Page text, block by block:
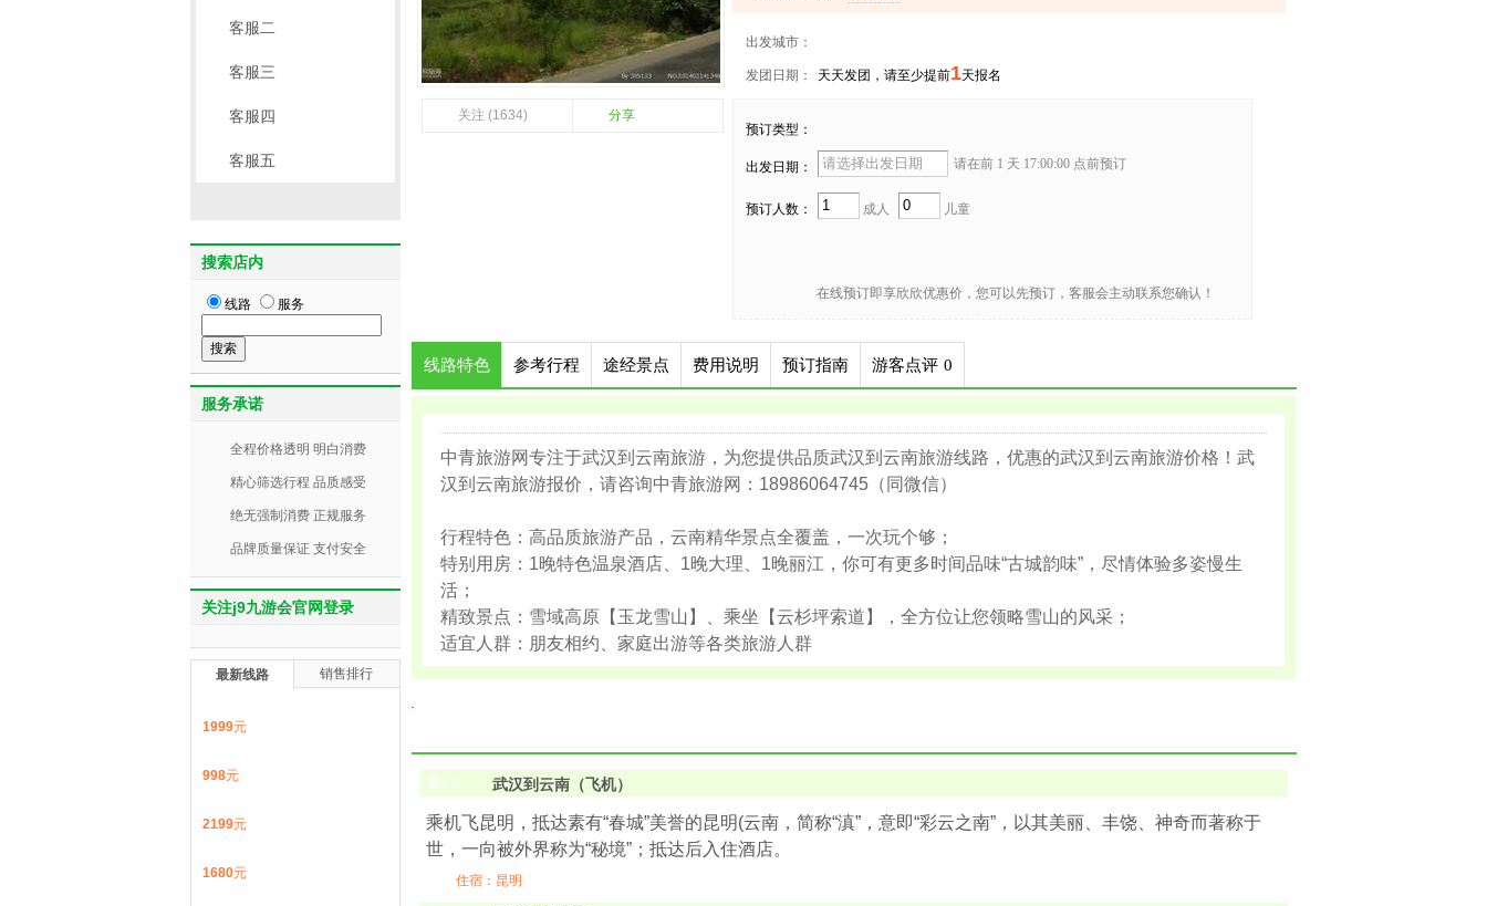
关注 (1634) 分享
出发城市：
发团日期： 天天发团，请至少提前1天报名
预订类型：
出发日期： 请在前 1 天 17:00:00 点前预订
预订人数： 成人 儿童
在线预订即享欣欣优惠价，您可以先预订，客服会主动联系您确认！
线路特色 参考行程 途经景点 费用说明 预订指南 游客点评 0
中青旅游网专注于武汉到云南旅游，为您提供品质武汉到云南旅游线路，优惠的武汉到云南旅游价格！武
汉到云南旅游报价，请咨询中青旅游网：18986064745（同微信）
行程特色：高品质旅游产品，云南精华景点全覆盖，一次玩个够；
特别用房：1晚特色温泉酒店、1晚大理、1晚丽江，你可有更多时间品味“古城韵味”，尽情体验多姿慢生
活；
精致景点：雪域高原【玉龙雪山】、乘坐【云杉坪索道】，全方位让您领略雪山的风采；
适宜人群：朋友相约、家庭出游等各类旅游人群
第1天 武汉到云南（飞机）
乘机飞昆明，抵达素有“春城”美誉的昆明(云南，简称“滇”，意即“彩云之南”，以其美丽、丰饶、神奇而著称于
世，一向被外界称为“秘境”；抵达后入住酒店。
住宿：昆明
客服二
客服三
客服四
客服五
搜索店内
线路 服务
服务承诺
全程价格透明 明白消费
精心筛选行程 品质感受
绝无强制消费 正规服务
品牌质量保证 支付安全
关注j9九游会官网登录
最新线路 销售排行
1999元
998元
2199元
1680元